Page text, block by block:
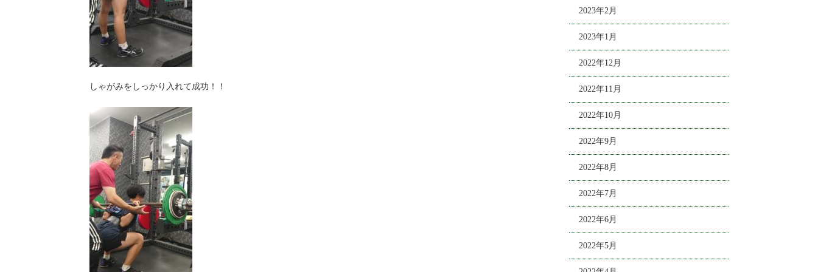
しゃがみをしっかり入れて成功！！
2023年2月
2023年1月
2022年12月
2022年11月
2022年10月
2022年9月
2022年8月
2022年7月
2022年6月
2022年5月